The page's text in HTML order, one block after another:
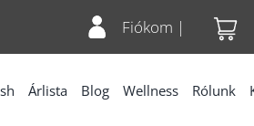
Fiókom |
Árlista Blog Wellness Rólunk